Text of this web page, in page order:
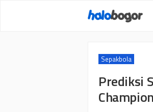
Sepakbola
Prediksi